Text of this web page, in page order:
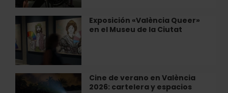
en
València
Exposición «València Queer»
en el Museu de la Ciutat
Exposición
«València
Queer»
en
el
Museu
Cine de verano en València
2026: cartelera y espacios